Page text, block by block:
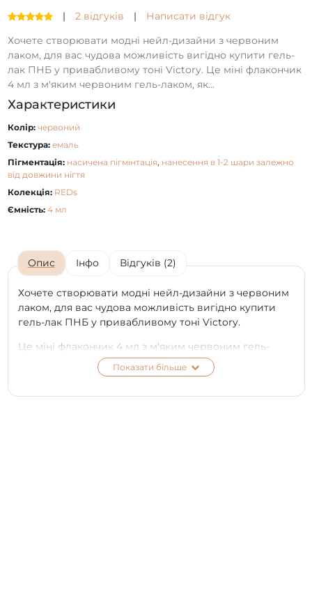
| 2 відгуків |
Написати відгук
Хочете створювати модні нейл-дизайни з червоним
лаком, для вас чудова можливість вигідно купити гель-
лак ПНБ у привабливому тоні Victory. Це міні флакончик
4 мл з м'яким червоним гель-лаком, як...
Характеристики
Колір: червоний
Текстура: емаль
Пігментація: насичена пігмінтація, нанесення в 1-2 шари залежно
від довжини нігтя
Колекція: REDs
Ємність: 4 мл
Опис Інфо Відгуків (2)
Хочете створювати модні нейл-дизайни з червоним
лаком, для вас чудова можливість вигідно купити
гель-лак ПНБ у привабливому тоні Victory.
Це міні флакончик 4 мл з м'яким червоним гель-
лаком, який має емалеву текстуру, еластичний,
оптимально рідкий, легко наноситься, економно
Показати більше